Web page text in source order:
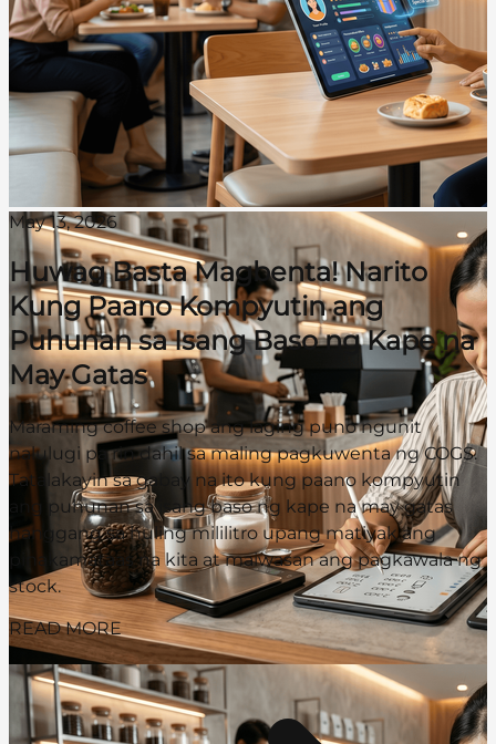
May 13, 2026
Huwag Basta Magbenta! Narito
Kung Paano Kompyutin ang
Puhunan sa Isang Baso ng Kape na
May Gatas
Maraming coffee shop ang laging puno ngunit
nalulugi pa rin dahil sa maling pagkuwenta ng COGS.
Tatalakayin sa gabay na ito kung paano kompyutin
ang puhunan sa isang baso ng kape na may gatas
hanggang sa huling mililitro upang matiyak ang
pinakamataas na kita at maiwasan ang pagkawala ng
stock.
READ MORE